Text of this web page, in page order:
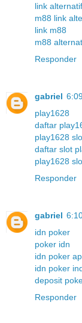
link
m88 link
link m88
m88
Responder
gabriel
play1628
daftar
play1628
daftar slot
play1628
Responder
gabriel
idn poker
poker idn
idn poker
idn poker
deposit
Responder